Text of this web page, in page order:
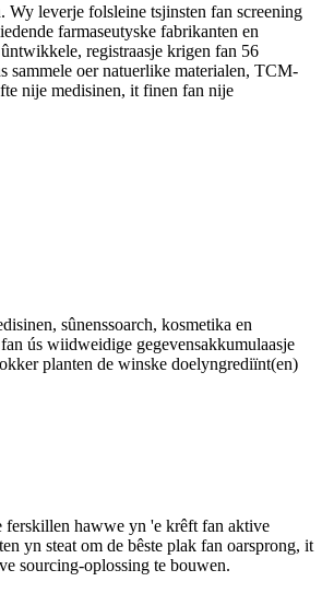
leverje folsleine tsjinsten fan screening
farmaseutyske fabrikanten en
registraasje krigen fan 56
sammele oer natuerlike materialen, TCM-
nije medisinen, it finen fan nije
sûnenssoarch, kosmetika en
ús wiidweidige gegevensakkumulaasje
planten de winske doelyngrediïnt(en)
ferskillen hawwe yn 'e krêft fan aktive
yn steat om de bêste plak fan oarsprong, it
sourcing-oplossing te bouwen.